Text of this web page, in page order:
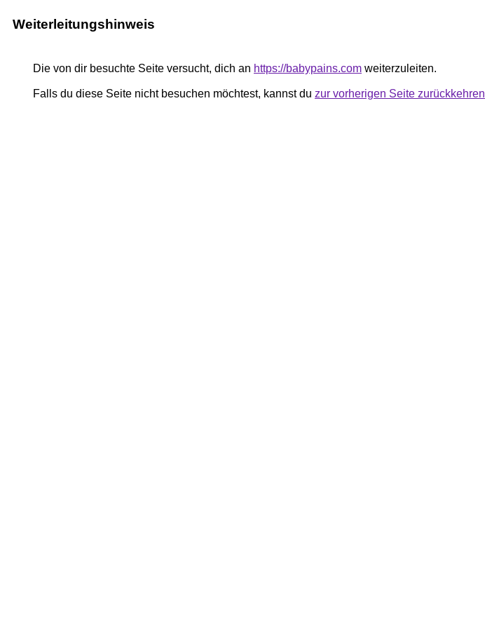
Weiterleitungshinweis
Die von dir besuchte Seite versucht, dich an https://babypains.com weiterzuleiten.
Falls du diese Seite nicht besuchen möchtest, kannst du zur vorherigen Seite zurückkehren